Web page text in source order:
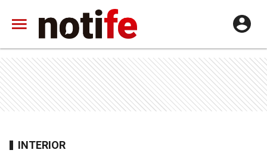
INTERIOR